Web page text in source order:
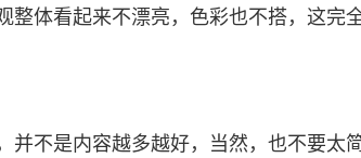
整体看起来不漂亮，色彩也不搭，这完
不是内容越多越好，当然，也不要太